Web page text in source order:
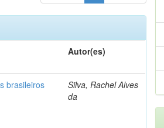
Autor(es)
brasileiros
Silva, Rachel Alves
da